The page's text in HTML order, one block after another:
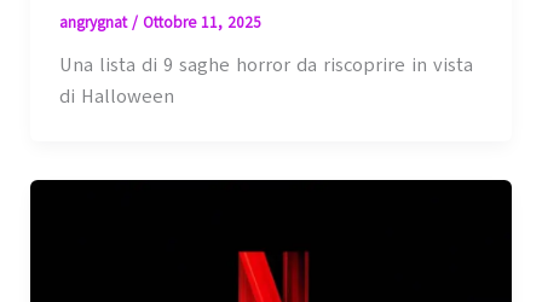
angrygnat/ Ottobre 11, 2025
Una lista di 9 saghe horror da riscoprire in vista
di Halloween